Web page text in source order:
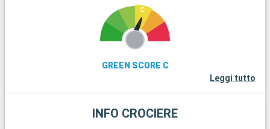
GREEN SCORE C
Leggi tutto
INFO CROCIERE